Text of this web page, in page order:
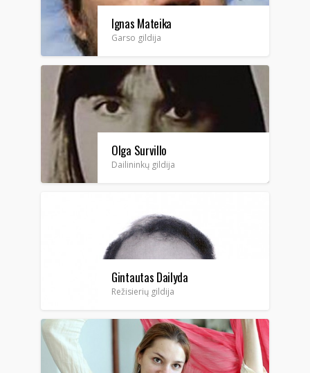
Ignas Mateika
Garso gildija
Olga Survillo
Dailininkų gildija
Gintautas Dailyda
Režisierių gildija